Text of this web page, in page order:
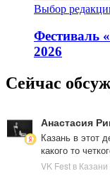
Выбор
Фестиваль
2026
Сейчас
Анастасия
Казань в этот
какого то
VK Fest в